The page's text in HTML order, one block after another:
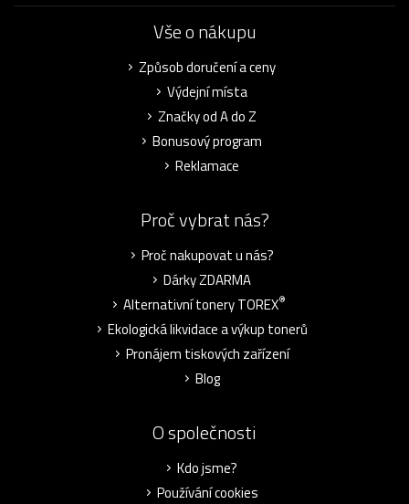
Vše o nákupu
Způsob doručení a ceny
Výdejní místa
Značky od A do Z
Bonusový program
Reklamace
Proč vybrat nás?
Proč nakupovat u nás?
Dárky ZDARMA
Alternativní tonery TOREX®
Ekologická likvidace a výkup tonerů
Pronájem tiskových zařízení
Blog
O společnosti
Kdo jsme?
Používání cookies